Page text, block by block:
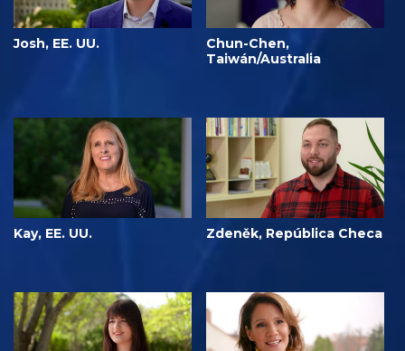
Josh, EE. UU.
Chun-Chen,
Taiwán/Australia
Kay, EE. UU. Zdeněk, República Checa